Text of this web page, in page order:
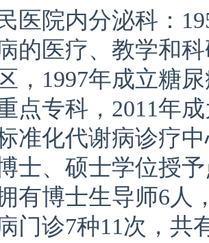
医院内分泌科：
的医疗、教学和
，1997年成立糖
点专科，2011年
准化代谢病诊疗
士、硕士学位授
有博士生导师6人
门诊7种11次，共